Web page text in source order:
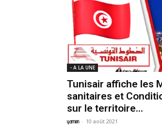
- A LA UNE
Tunisair affiche les
sanitaires et
sur le territoire...
yamen - 10 août 2021